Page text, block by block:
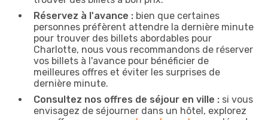
Réservez à l'avance : bien que certaines
personnes préfèrent attendre la dernière minute
pour trouver des billets abordables pour
Charlotte, nous vous recommandons de réserver
vos billets à l'avance pour bénéficier de
meilleures offres et éviter les surprises de
dernière minute.
Consultez nos offres de séjour en ville : si vous
envisagez de séjourner dans un hôtel, explorez